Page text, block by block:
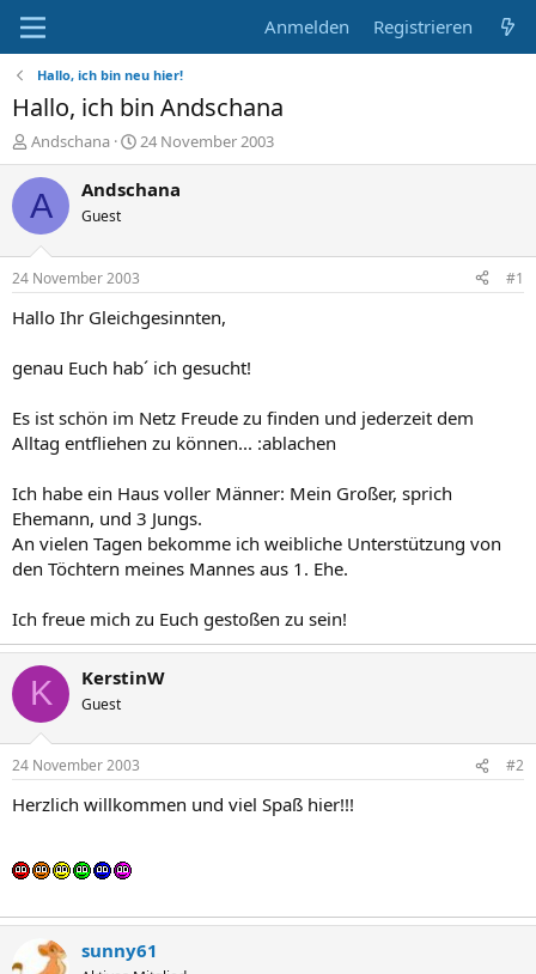
Anmelden Registrieren
Hallo, ich bin neu hier!
Hallo, ich bin Andschana
E
r
s
t
e
r
Andschana
E
r
s
t
a
m
24 November 2003
A Andschana
Guest
24 November 2003 #1
Hallo Ihr Gleichgesinnten,
genau Euch hab´ ich gesucht!
Es ist schön im Netz Freude zu finden und jederzeit dem
Alltag entfliehen zu können... :ablachen
Ich habe ein Haus voller Männer: Mein Großer, sprich
Ehemann, und 3 Jungs.
An vielen Tagen bekomme ich weibliche Unterstützung von
den Töchtern meines Mannes aus 1. Ehe.
Ich freue mich zu Euch gestoßen zu sein!
K KerstinW
Guest
24 November 2003 #2
Herzlich willkommen und viel Spaß hier!!!
sunny61